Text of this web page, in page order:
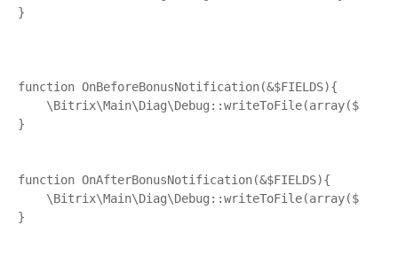
}
function OnBeforeBonusNotification(&$FIELDS){
}
function OnAfterBonusNotification(&$FIELDS){
}